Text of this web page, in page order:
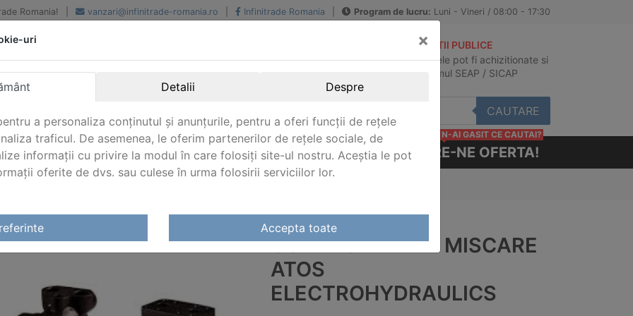
Romania! vanzari@infinitrade-romania.ro Infinitrade Romania Program de lucru: Luni - Vineri / 08:00 - 17:30
renume
National si international
Livrari din stoc intern sau
ACHIZITII PUBLICE
Produsele pot fi achizitionate si
in sistemul SEAP / SICAP
CAUTARE
CERE-NE OFERTA!
N-AI GASIT CE CAUTAI?
CONTROLLER DE MISCARE
ATOS
ELECTROHYDRAULICS
uri ×
Detalii Despre
a personaliza conținutul și anunțurile, pentru a oferi funcții de rețele
traficul. De asemenea, le oferim partenerilor de rețele sociale, de
informații cu privire la modul în care folosiți site-ul nostru. Aceștia le pot
oferite de dvs. sau culese în urma folosirii serviciilor lor.
Accepta toate